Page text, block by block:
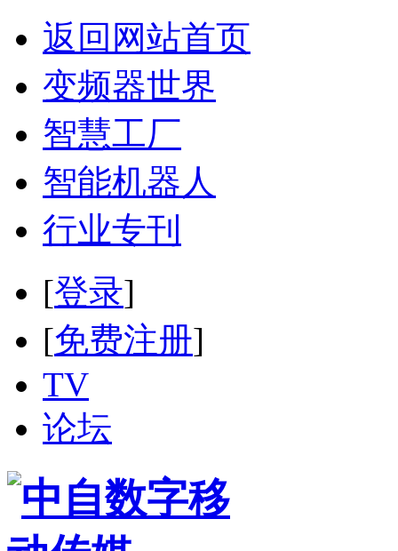
返回网站首页
变频器世界
智慧工厂
智能机器人
行业专刊
[登录]
[免费注册]
TV
论坛